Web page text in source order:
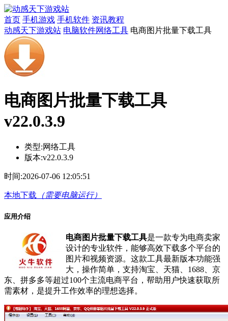
首页 手机游戏 手机软件 资讯教程
动感天下游戏站 电脑软件网络工具 电商图片批量下载工具
电商图片批量下载工具
v22.0.3.9
类型:网络工具
版本:v22.0.3.9
时间:2026-07-06 12:05:51
本地下载 （需要电脑运行）
应用介绍
电商图片批量下载工具是一款专为电商卖家
设计的专业软件，能够高效下载多个平台的
图片和视频资源。这款工具最新版本功能强
大，操作简单，支持淘宝、天猫、1688、京
东、拼多多等超过100个主流电商平台，帮助用户快速获取所
需素材，是提升工作效率的理想选择。